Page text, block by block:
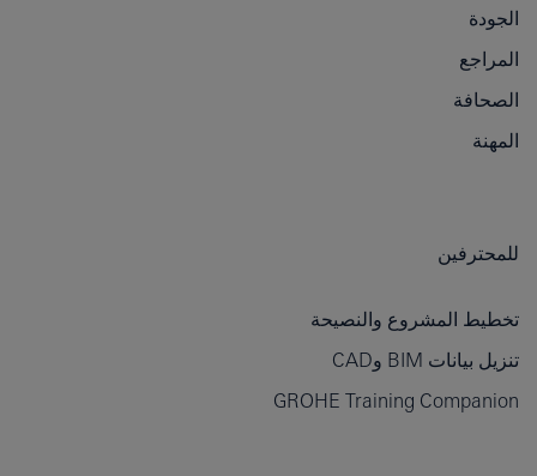
الجودة
المراجع
الصحافة
المهنة
للمحترفين
تخطيط المشروع والنصيحة
تنزيل بيانات BIM وCAD
GROHE Training Companion